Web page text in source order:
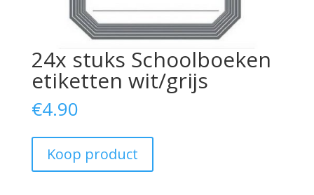
24x stuks Schoolboeken
etiketten wit/grijs
€4.90
Koop product